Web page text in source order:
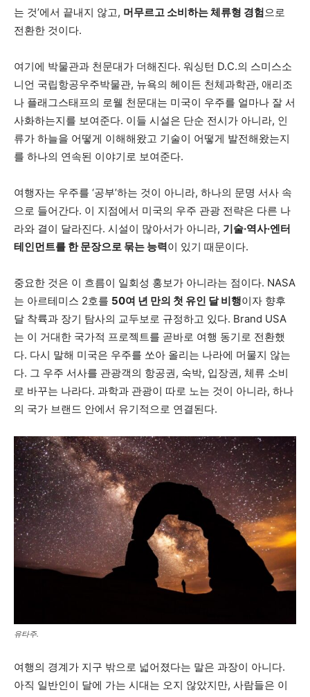
는 것’에서 끝내지 않고, 머무르고 소비하는 체류형 경험으로
전환한 것이다.
여기에 박물관과 천문대가 더해진다. 워싱턴 D.C.의 스미스소
니언 국립항공우주박물관, 뉴욕의 헤이든 천체과학관, 애리조
나 플래그스태프의 로웰 천문대는 미국이 우주를 얼마나 잘 서
사화하는지를 보여준다. 이들 시설은 단순 전시가 아니라, 인
류가 하늘을 어떻게 이해해왔고 기술이 어떻게 발전해왔는지
를 하나의 연속된 이야기로 보여준다.
여행자는 우주를 ‘공부’하는 것이 아니라, 하나의 문명 서사 속
으로 들어간다. 이 지점에서 미국의 우주 관광 전략은 다른 나
라와 결이 달라진다. 시설이 많아서가 아니라, 기술·역사·엔터
테인먼트를 한 문장으로 묶는 능력이 있기 때문이다.
중요한 것은 이 흐름이 일회성 홍보가 아니라는 점이다. NASA
는 아르테미스 2호를 50여 년 만의 첫 유인 달 비행이자 향후
달 착륙과 장기 탐사의 교두보로 규정하고 있다. Brand USA
는 이 거대한 국가적 프로젝트를 곧바로 여행 동기로 전환했
다. 다시 말해 미국은 우주를 쏘아 올리는 나라에 머물지 않는
다. 그 우주 서사를 관광객의 항공권, 숙박, 입장권, 체류 소비
로 바꾸는 나라다. 과학과 관광이 따로 노는 것이 아니라, 하나
의 국가 브랜드 안에서 유기적으로 연결된다.
유타주.
여행의 경계가 지구 밖으로 넓어졌다는 말은 과장이 아니다.
아직 일반인이 달에 가는 시대는 오지 않았지만, 사람들은 이